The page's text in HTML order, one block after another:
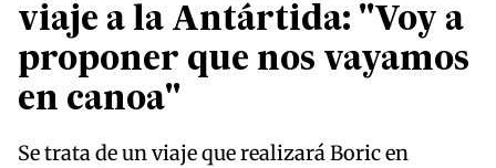
viaje a la Antártida: "Voy a
proponer que nos vayamos
en canoa"
Se trata de un viaje que realizará Boric en